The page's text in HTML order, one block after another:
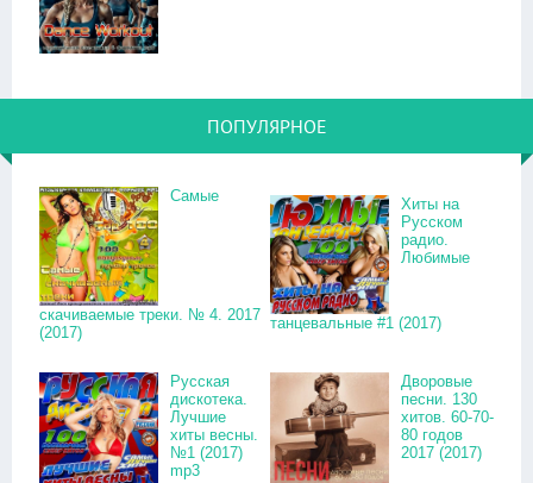
ПОПУЛЯРНОЕ
Самые
скачиваемые треки. № 4. 2017
(2017)
Хиты на
Русском
радио.
Любимые
танцевальные #1 (2017)
Русская
дискотека.
Лучшие
хиты весны.
№1 (2017)
mp3
Дворовые
песни. 130
хитов. 60-70-
80 годов
2017 (2017)